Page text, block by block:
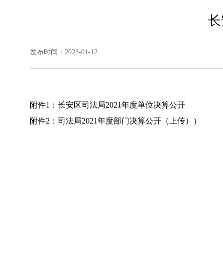
发布时间：2023-01-12
附件1： 长安区司法局2021年度单位决算公开
附件2： 司法局2021年度部门决算公开（上传））